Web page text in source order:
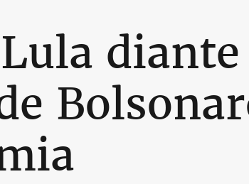
diante